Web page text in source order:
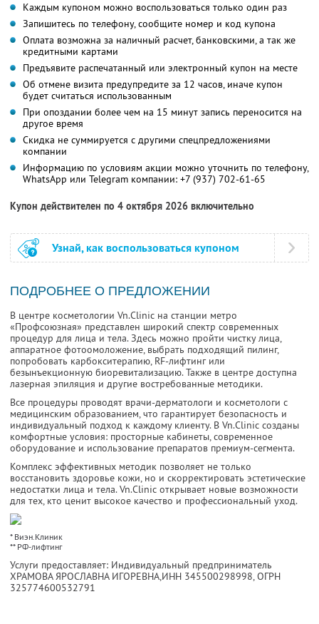
Каждым купоном можно воспользоваться только один раз
Запишитесь по телефону, сообщите номер и код купона
Оплата возможна за наличный расчет, банковскими, а так же
кредитными картами
Предъявите распечатанный или электронный купон на месте
Об отмене визита предупредите за 12 часов, иначе купон
будет считаться использованным
При опоздании более чем на 15 минут запись переносится на
другое время
Скидка не суммируется с другими спецпредложениями
компании
Информацию по условиям акции можно уточнить по телефону,
WhatsApp или Telegram компании: +7 (937) 702-61-65
Купон действителен по 4 октября 2026 включительно
Узнай, как воспользоваться купоном
ПОДРОБНЕЕ О ПРЕДЛОЖЕНИИ
В центре косметологии Vn.Clinic на станции метро
«Профсоюзная» представлен широкий спектр современных
процедур для лица и тела. Здесь можно пройти чистку лица,
аппаратное фотоомоложение, выбрать подходящий пилинг,
попробовать карбокситерапию, RF-лифтинг или
безынъекционную биоревитализацию. Также в центре доступна
лазерная эпиляция и другие востребованные методики.
Все процедуры проводят врачи-дерматологи и косметологи с
медицинским образованием, что гарантирует безопасность и
индивидуальный подход к каждому клиенту. В Vn.Clinic созданы
комфортные условия: просторные кабинеты, современное
оборудование и использование препаратов премиум-сегмента.
Комплекс эффективных методик позволяет не только
восстановить здоровье кожи, но и скорректировать эстетические
недостатки лица и тела. Vn.Clinic открывает новые возможности
для тех, кто ценит высокое качество и профессиональный уход.
* Виэн.Клиник
** РФ-лифтинг
Услуги предоставляет: Индивидуальный предприниматель
ХРАМОВА ЯРОСЛАВНА ИГОРЕВНА,ИНН 345500298998, ОГРН
325774600532791